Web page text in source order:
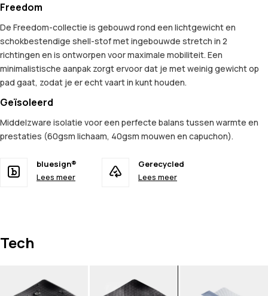
Freedom
De Freedom-collectie is gebouwd rond een lichtgewicht en
schokbestendige shell-stof met ingebouwde stretch in 2
richtingen en is ontworpen voor maximale mobiliteit. Een
minimalistische aanpak zorgt ervoor dat je met weinig gewicht op
pad gaat, zodat je er echt vaart in kunt houden.
Geïsoleerd
Middelzware isolatie voor een perfecte balans tussen warmte en
prestaties (60gsm lichaam, 40gsm mouwen en capuchon).
bluesign®
Lees meer
Gerecycled
Lees meer
Tech